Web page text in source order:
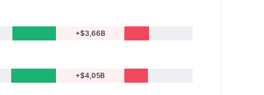
+$3,66B
+$4,05B